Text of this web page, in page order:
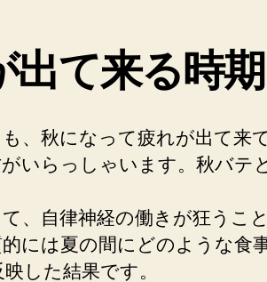
出て来る時期
、秋になって疲れが出て来
いらっしゃいます。秋バテ
、自律神経の働きが狂うこ
には夏の間にどのような食
した結果です。